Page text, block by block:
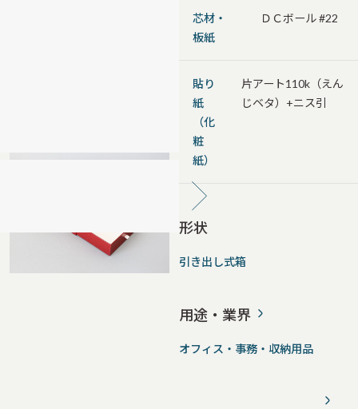
芯材・
板紙
ＤＣボール #22
貼り
紙
（化
粧
紙）
片アート110k（えん
じベタ）+ニス引
形状
引き出し式箱
用途・業界
オフィス・事務・収納用品